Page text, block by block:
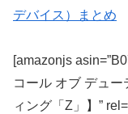
デバイス）まとめ
[amazonjs
コール オブ デュ
ィング「Z」】”